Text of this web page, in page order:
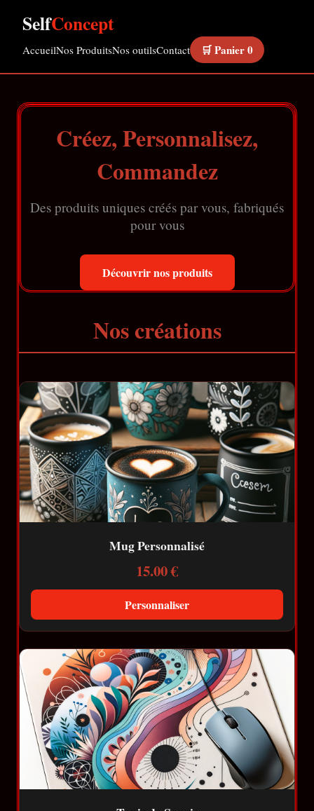
SelfConcept
AccueilNos ProduitsNos outilsContact 🛒 Panier0
Créez, Personnalisez,
Commandez
Des produits uniques créés par vous, fabriqués
pour vous
Découvrir nos produits
Nos créations
Mug Personnalisé
15.00 €
Personnaliser